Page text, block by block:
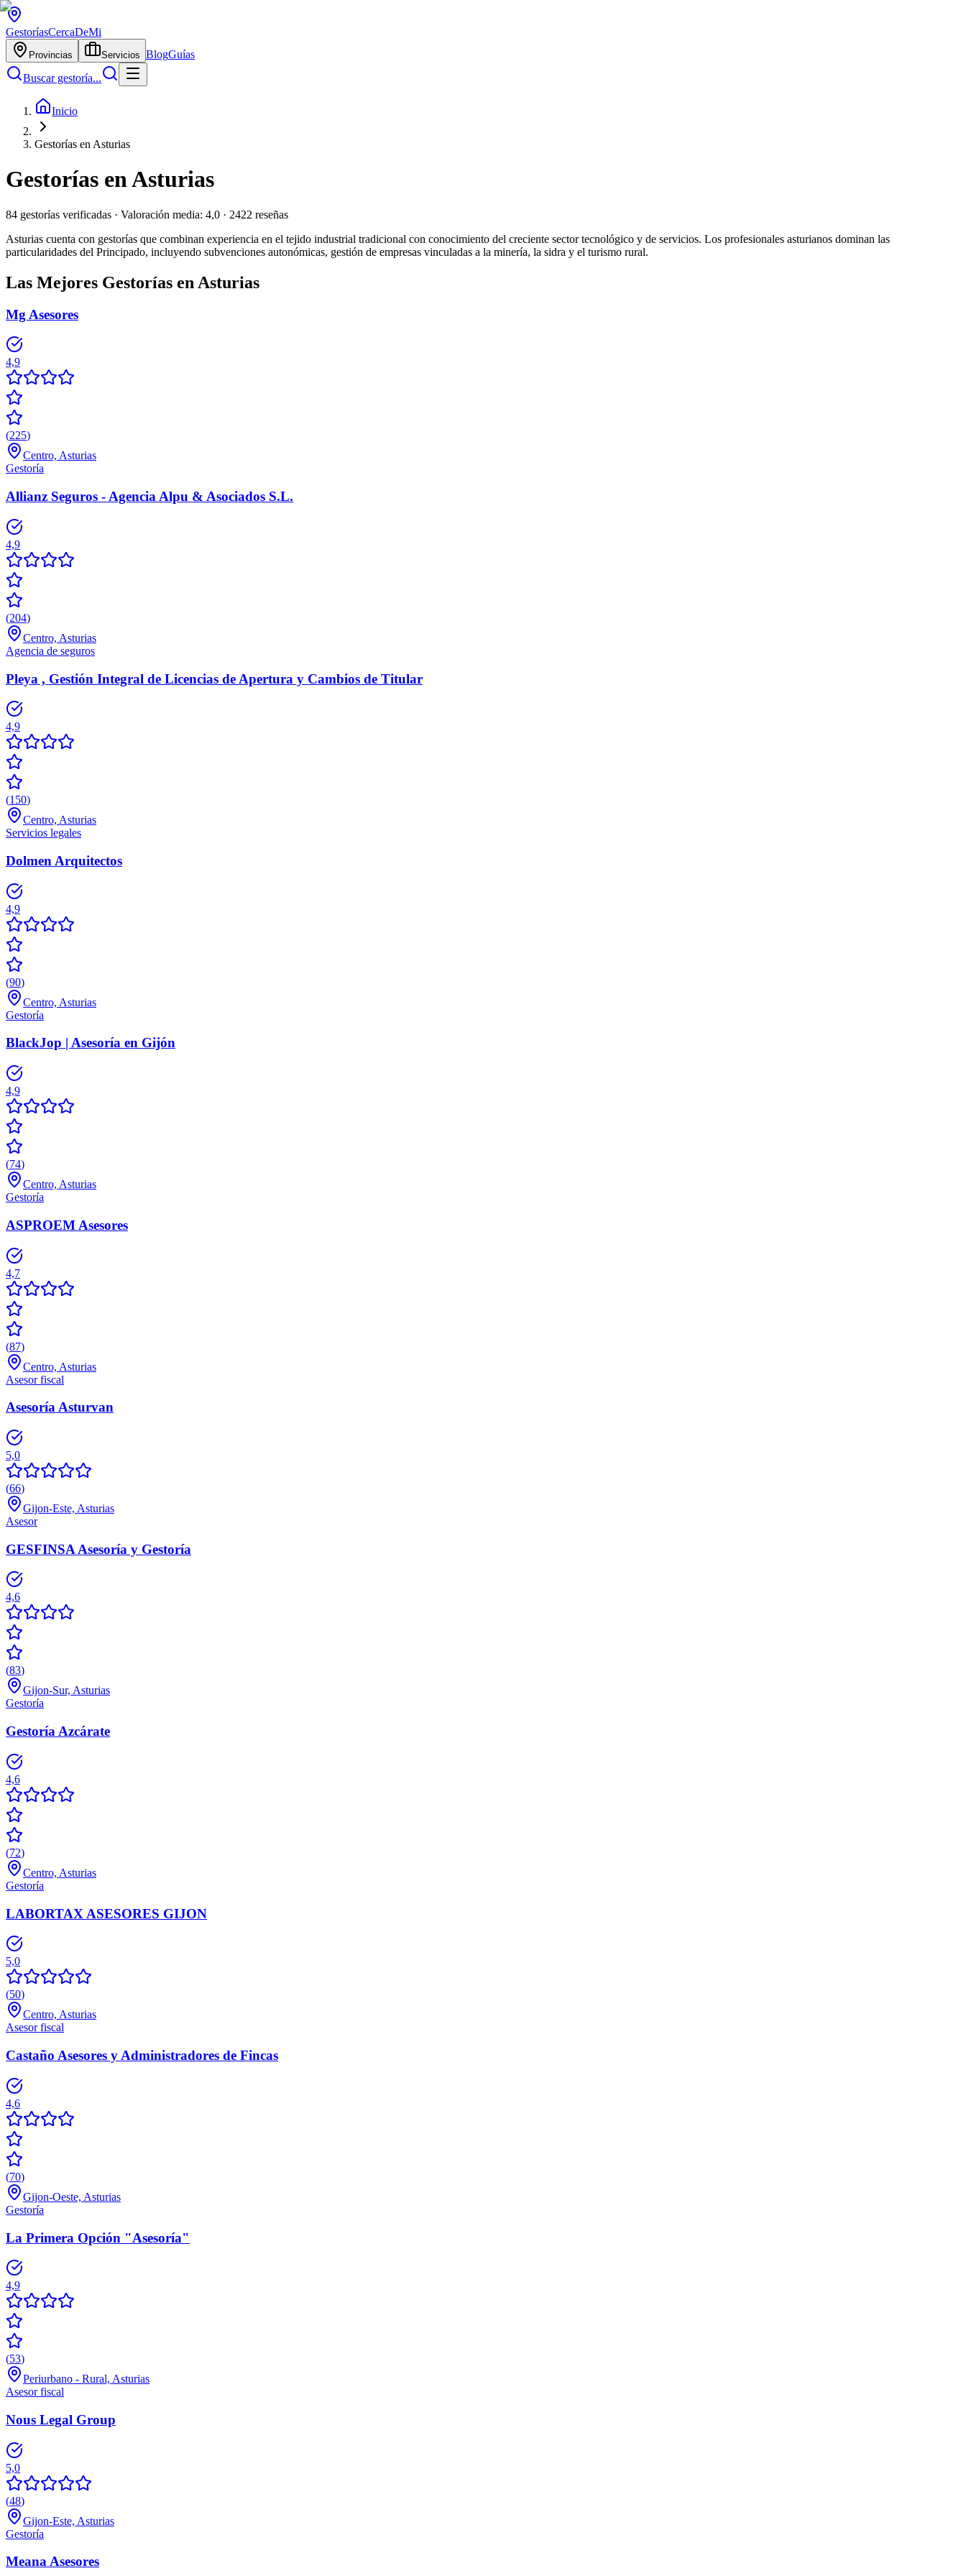
GestoríasCercaDeMi
Provincias Servicios BlogGuías
Buscar gestoría...
Inicio
Gestorías en Asturias
Gestorías enAsturias
84 gestorías verificadas · Valoración media: 4,0 · 2422 reseñas
Asturias cuenta con gestorías que combinan experiencia en el tejido industrial tradicional con conocimiento del creciente sector tecnológico y de servicios. Los profesionales asturianos dominan las
particularidades del Principado, incluyendo subvenciones autonómicas, gestión de empresas vinculadas a la minería, la sidra y el turismo rural.
Las Mejores Gestorías en Asturias
Mg Asesores
4,9
(225)
Centro, Asturias
Gestoría
Allianz Seguros - Agencia Alpu & Asociados S.L.
4,9
(204)
Centro, Asturias
Agencia de seguros
Pleya , Gestión Integral de Licencias de Apertura y Cambios de Titular
4,9
(150)
Centro, Asturias
Servicios legales
Dolmen Arquitectos
4,9
(90)
Centro, Asturias
Gestoría
BlackJop | Asesoría en Gijón
4,9
(74)
Centro, Asturias
Gestoría
ASPROEM Asesores
4,7
(87)
Centro, Asturias
Asesor fiscal
Asesoría Asturvan
5,0
(66)
Gijon-Este, Asturias
Asesor
GESFINSA Asesoría y Gestoría
4,6
(83)
Gijon-Sur, Asturias
Gestoría
Gestoría Azcárate
4,6
(72)
Centro, Asturias
Gestoría
LABORTAX ASESORES GIJON
5,0
(50)
Centro, Asturias
Asesor fiscal
Castaño Asesores y Administradores de Fincas
4,6
(70)
Gijon-Oeste, Asturias
Gestoría
La Primera Opción "Asesoría"
4,9
(53)
Periurbano - Rural, Asturias
Asesor fiscal
Nous Legal Group
5,0
(48)
Gijon-Este, Asturias
Gestoría
Meana Asesores